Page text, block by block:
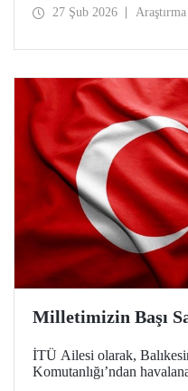
Programı kapsamında
27 Şub 2026 Araştırma
Milletimizin Başı
İTÜ Ailesi olarak,
Komutanlığı’ndan